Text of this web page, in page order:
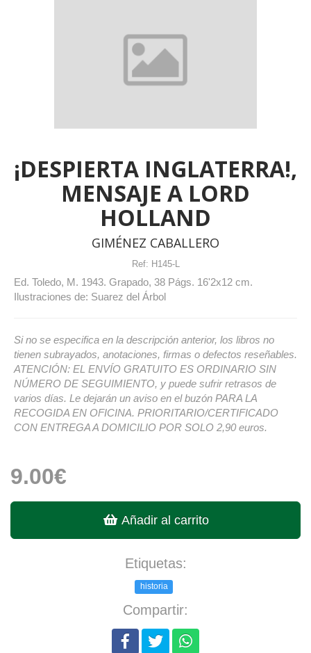
¡DESPIERTA INGLATERRA!,
MENSAJE A LORD
HOLLAND
GIMÉNEZ CABALLERO
Ref: H145-L
Ed. Toledo, M. 1943. Grapado, 38 Págs. 16'2x12 cm.
Ilustraciones de: Suarez del Árbol
Si no se especifica en la descripción anterior, los libros no
tienen subrayados, anotaciones, firmas o defectos reseñables.
ATENCIÓN: EL ENVÍO GRATUITO ES ORDINARIO SIN
NÚMERO DE SEGUIMIENTO, y puede sufrir retrasos de
varios días. Le dejarán un aviso en el buzón PARA LA
RECOGIDA EN OFICINA. PRIORITARIO/CERTIFICADO
CON ENTREGA A DOMICILIO POR SOLO 2,90 euros.
9.00€
Añadir al carrito
Etiquetas:
historia
Compartir: